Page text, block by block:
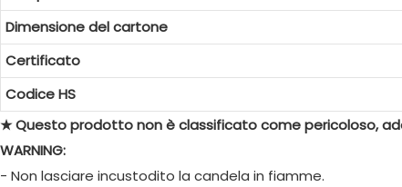
Dimensione del cartone
Certificato
Codice HS
★ Questo prodotto non è classificato come pericoloso,
WARNING:
- Non lasciare incustodito la candela in fiamme.